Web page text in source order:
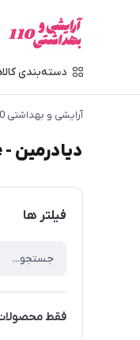
دسته‌بندی
آرایشی و بهداشتی 110
دیادرمین - Diadermine
فیلتر ها
فقط